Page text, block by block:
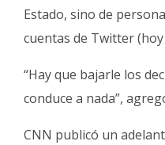
Estado, sino de
cuentas de Twitter (hoy
“Hay que bajarle los
conduce a nada”,
CNN publicó un